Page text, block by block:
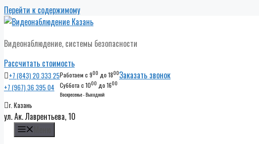
Перейти к содержимому
Видеонаблюдение, системы безопасности
Рассчитать стоимость
+7 (843) 20 333 25
+7 (967) 36 395 04
Работаем с 900 до 1800
Суббота с 1000 до 1600
Воскресенье - Выходной
Заказать звонок
г. Казань
ул. Ак. Лаврентьева, 10